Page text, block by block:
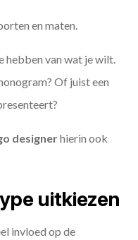
en maten.
hebben van wat je wilt.
Of juist een
designerhierin ook
uitkiezen
invloed op de